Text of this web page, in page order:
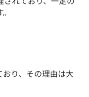
り、その理由は大